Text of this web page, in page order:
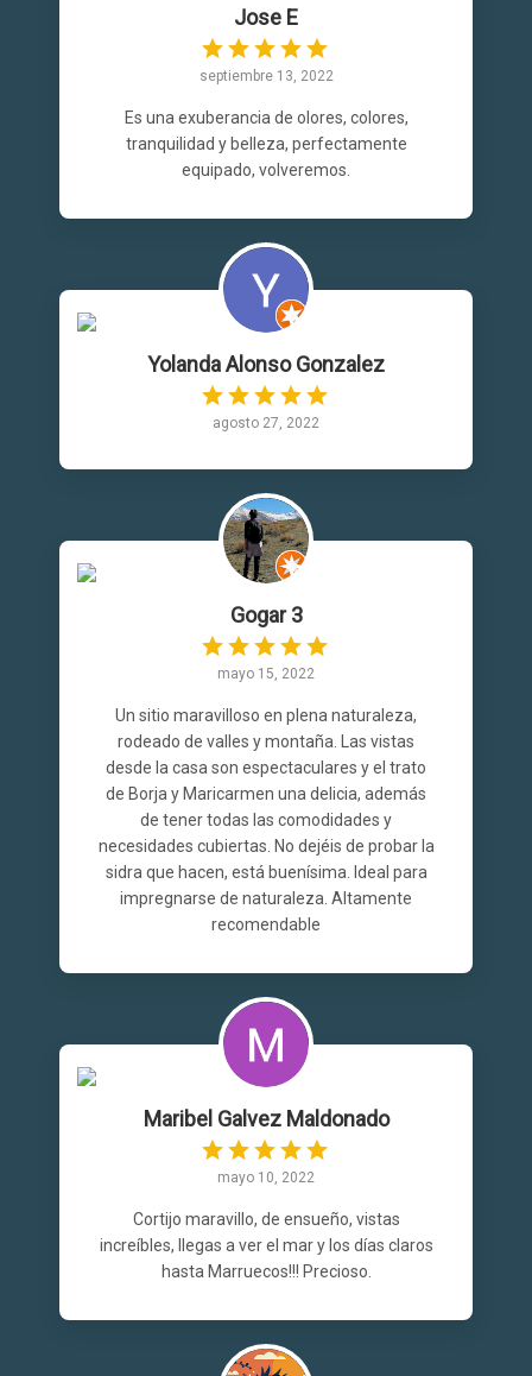
Jose E
septiembre 13, 2022
Es una exuberancia de olores, colores,
tranquilidad y belleza, perfectamente
equipado, volveremos.
Yolanda Alonso Gonzalez
agosto 27, 2022
Gogar 3
mayo 15, 2022
Un sitio maravilloso en plena naturaleza,
rodeado de valles y montaña. Las vistas
desde la casa son espectaculares y el trato
de Borja y Maricarmen una delicia, además
de tener todas las comodidades y
necesidades cubiertas. No dejéis de probar la
sidra que hacen, está buenísima. Ideal para
impregnarse de naturaleza. Altamente
recomendable
Maribel Galvez Maldonado
mayo 10, 2022
Cortijo maravillo, de ensueño, vistas
increíbles, llegas a ver el mar y los días claros
hasta Marruecos!!! Precioso.